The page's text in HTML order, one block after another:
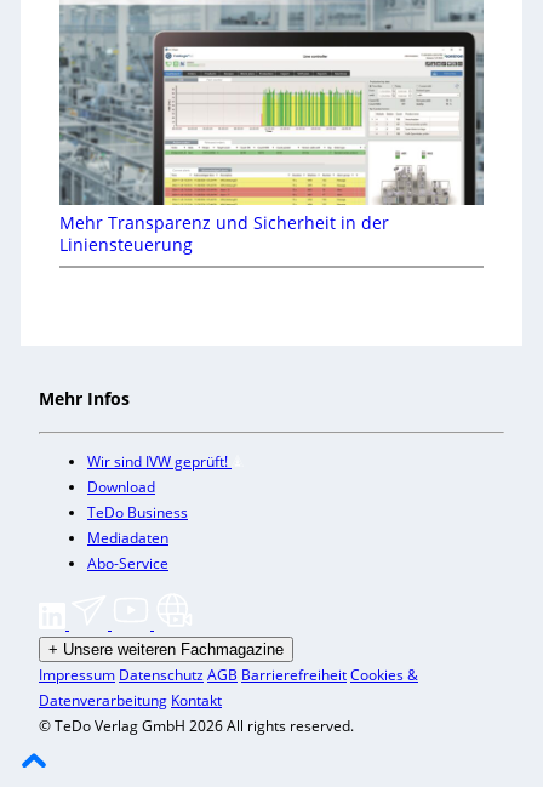
Mehr Transparenz und Sicherheit in der
Liniensteuerung
Mehr Infos
Wir sind IVW geprüft!
Download
TeDo Business
Mediadaten
Abo-Service
+ Unsere weiteren Fachmagazine
Impressum DatenschutzAGB BarrierefreiheitCookies &
Datenverarbeitung Kontakt
© TeDo Verlag GmbH 2026 All rights reserved.